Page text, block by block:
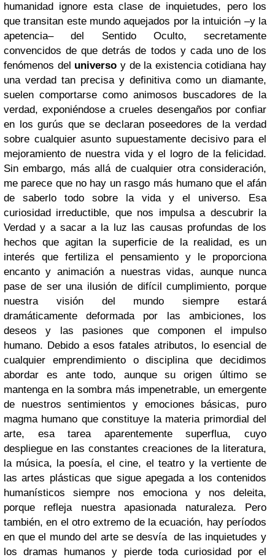
humanidad ignore esta clase de inquietudes, pero los
que transitan este mundo aquejados por la intuición –y la
apetencia– del Sentido Oculto, secretamente
convencidos de que detrás de todos y cada uno de los
fenómenos del universo y de la existencia cotidiana hay
una verdad tan precisa y definitiva como un diamante,
suelen comportarse como animosos buscadores de la
verdad, exponiéndose a crueles desengaños por confiar
en los gurús que se declaran poseedores de la verdad
sobre cualquier asunto supuestamente decisivo para el
mejoramiento de nuestra vida y el logro de la felicidad.
Sin embargo, más allá de cualquier otra consideración,
me parece que no hay un rasgo más humano que el afán
de saberlo todo sobre la vida y el universo. Esa
curiosidad irreductible, que nos impulsa a descubrir la
Verdad y a sacar a la luz las causas profundas de los
hechos que agitan la superficie de la realidad, es un
interés que fertiliza el pensamiento y le proporciona
encanto y animación a nuestras vidas, aunque nunca
pase de ser una ilusión de difícil cumplimiento, porque
nuestra visión del mundo siempre estará
dramáticamente deformada por las ambiciones, los
deseos y las pasiones que componen el impulso
humano. Debido a esos fatales atributos, lo esencial de
cualquier emprendimiento o disciplina que decidimos
abordar es ante todo, aunque su origen último se
mantenga en la sombra más impenetrable, un emergente
de nuestros sentimientos y emociones básicas, puro
magma humano que constituye la materia primordial del
arte, esa tarea aparentemente superflua, cuyo
despliegue en las constantes creaciones de la literatura,
la música, la poesía, el cine, el teatro y la vertiente de
las artes plásticas que sigue apegada a los contenidos
humanísticos siempre nos emociona y nos deleita,
porque refleja nuestra apasionada naturaleza. Pero
también, en el otro extremo de la ecuación, hay períodos
en que el mundo del arte se desvía de las inquietudes y
los dramas humanos y pierde toda curiosidad por el